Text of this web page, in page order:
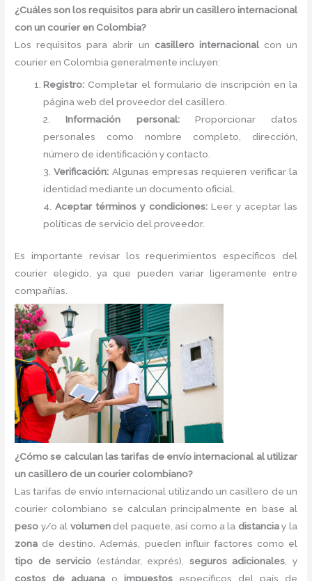
¿Cuáles son los requisitos para abrir un casillero internacional
con un courier en Colombia?
Los requisitos para abrir un casillero internacionalcon un
courier en Colombia generalmente incluyen:
Registro: Completar el formulario de inscripción en la
página web del proveedor del casillero.
2.Información personal:Proporcionar datos
personales como nombre completo, dirección,
número de identificación y contacto.
3.Verificación: Algunas empresas requieren verificar la
identidad mediante un documento oficial.
4.Aceptar términos y condiciones:Leer y aceptar las
políticas de servicio del proveedor.
Es importante revisar los requerimientos específicos del
courier elegido, ya que pueden variar ligeramente entre
compañías.
¿Cómo se calculan las tarifas de envío internacional al utilizar
un casillero de un courier colombiano?
Las tarifas de envío internacional utilizando un casillero de un
courier colombiano se calculan principalmente en base al
peso y/o al volumendel paquete, así como a la distanciay la
zona de destino. Además, pueden influir factores como el
tipo de servicio (estándar, exprés), seguros adicionales, y
costos de aduana oimpuestos específicos del país de